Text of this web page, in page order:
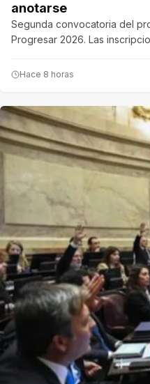
anotarse
Segunda convocatoria del
Progresar 2026. Las
Hace 8 horas